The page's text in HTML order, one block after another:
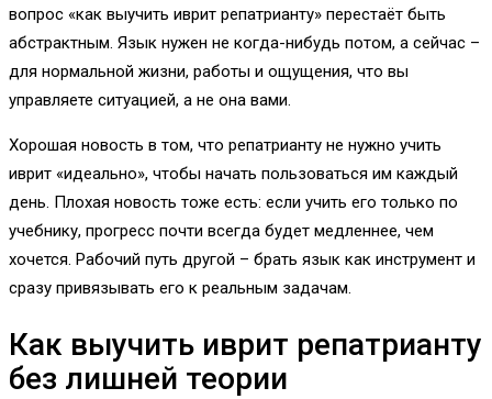
вопрос «как выучить иврит репатрианту» перестаёт быть
абстрактным. Язык нужен не когда-нибудь потом, а сейчас –
для нормальной жизни, работы и ощущения, что вы
управляете ситуацией, а не она вами.
Хорошая новость в том, что репатрианту не нужно учить
иврит «идеально», чтобы начать пользоваться им каждый
день. Плохая новость тоже есть: если учить его только по
учебнику, прогресс почти всегда будет медленнее, чем
хочется. Рабочий путь другой – брать язык как инструмент и
сразу привязывать его к реальным задачам.
Как выучить иврит репатрианту
без лишней теории